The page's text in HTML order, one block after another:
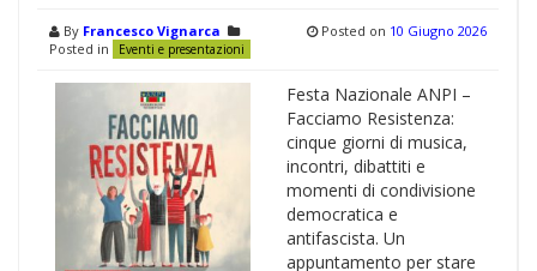
By Francesco Vignarca
Posted in
Eventi e presentazioni
Posted on 10 Giugno 2026
Festa Nazionale ANPI –
Facciamo Resistenza:
cinque giorni di musica,
incontri, dibattiti e
momenti di condivisione
democratica e
antifascista. Un
appuntamento per stare